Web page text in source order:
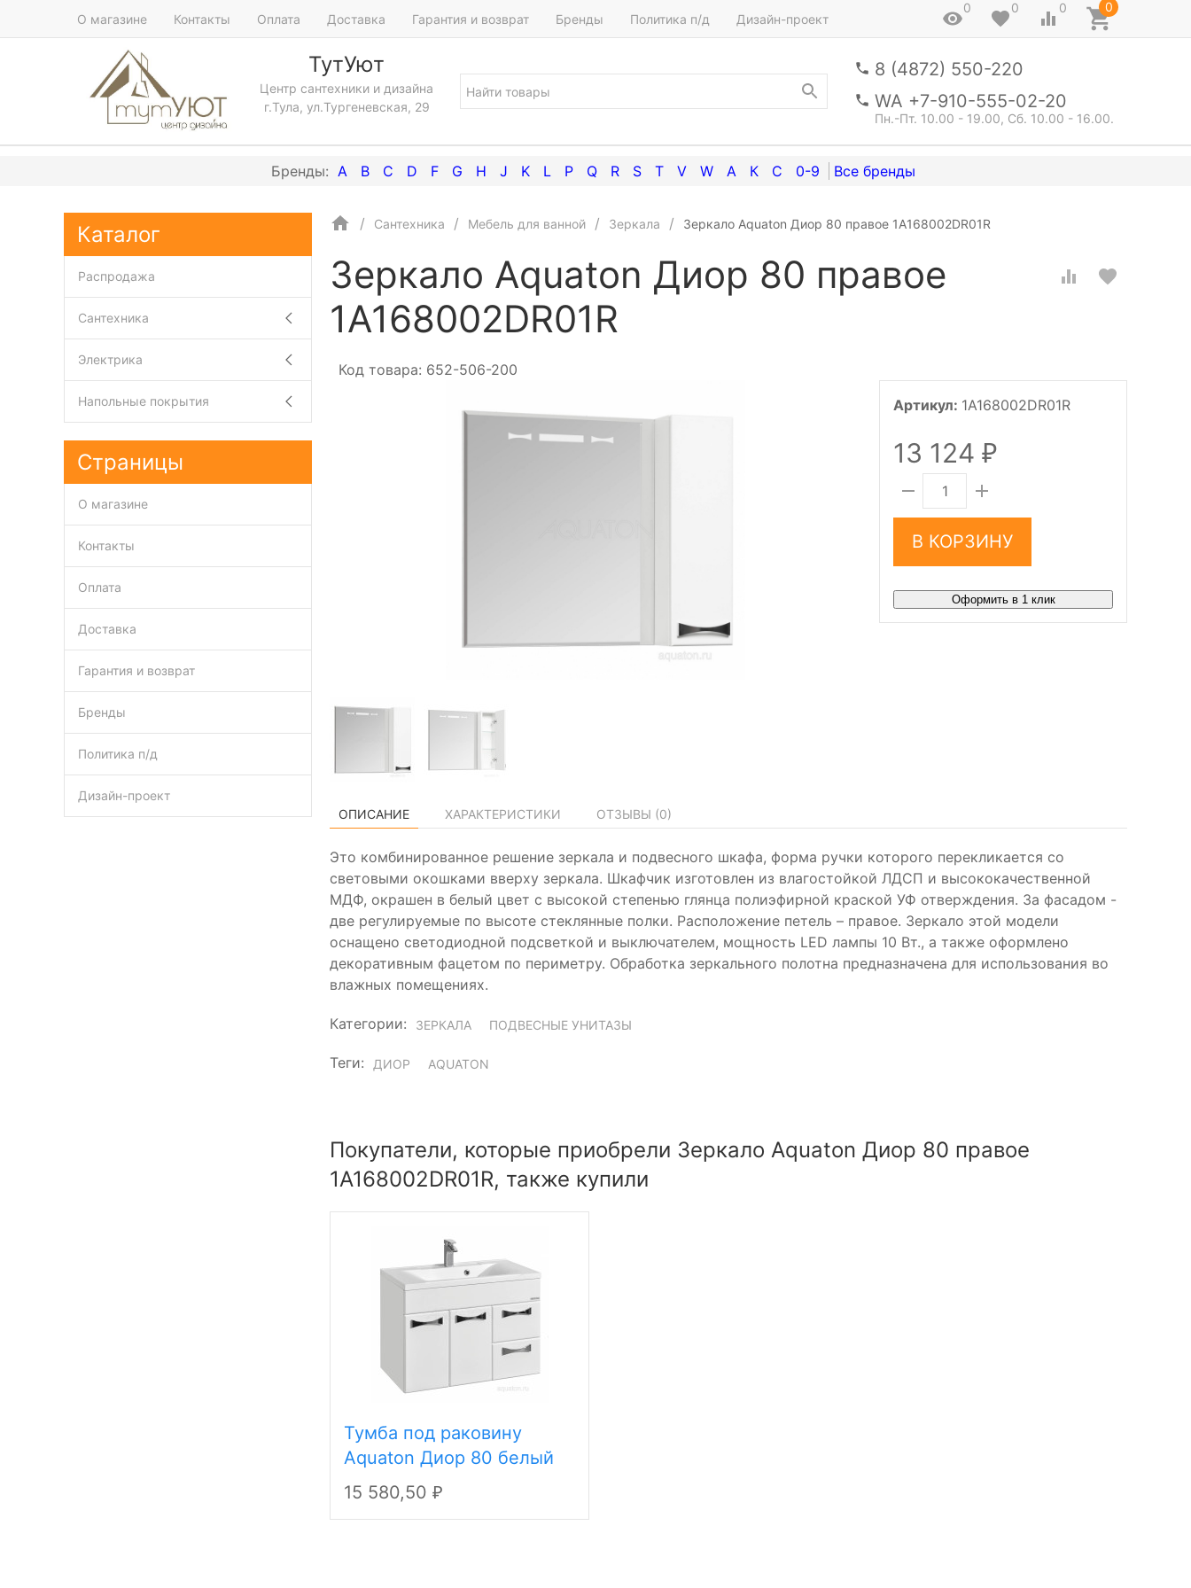
О магазине Контакты Оплата Доставка Гарантия и возврат Бренды Политика п/д Дизайн-проект
0 0 0 0
ТутУют
Центр сантехники и дизайна
г.Тула, ул.Тургеневская, 29
8 (4872) 550-220
WA +7-910-555-02-20
Пн.-Пт. 10.00 - 19.00, Сб. 10.00 - 16.00.
A B C D F G H J K L P Q R S T V W А К С 0-9
Сантехника Мебель для ванной Зеркала Зеркало Aquaton Диор 80 правое 1A168002DR01R
Зеркало Aquaton Диор 80 правое
1A168002DR01R
Код товара: 652-506-200
Артикул: 1A168002DR01R
13 124 ₽
В КОРЗИНУ
Оформить в 1 клик
ОПИСАНИЕ ХАРАКТЕРИСТИКИ ОТЗЫВЫ (0)
Это комбинированное решение зеркала и подвесного шкафа, форма ручки которого перекликается со
световыми окошками вверху зеркала. Шкафчик изготовлен из влагостойкой ЛДСП и высококачественной
МДФ, окрашен в белый цвет с высокой степенью глянца полиэфирной краской УФ отверждения. За фасадом -
две регулируемые по высоте стеклянные полки. Расположение петель – правое. Зеркало этой модели
оснащено светодиодной подсветкой и выключателем, мощность LED лампы 10 Вт., а также оформлено
декоративным фацетом по периметру. Обработка зеркального полотна предназначена для использования во
влажных помещениях.
Категории: ЗЕРКАЛА ПОДВЕСНЫЕ УНИТАЗЫ
Теги: ДИОР AQUATON
Покупатели, которые приобрели Зеркало Aquaton Диор 80 правое
1A168002DR01R, также купили
Тумба под раковину
Aquaton Диор 80 белый
1A167801DR010
15 580,50 ₽
Каталог
Распродажа
Сантехника
Электрика
Напольные покрытия
Страницы
О магазине
Контакты
Оплата
Доставка
Гарантия и возврат
Бренды
Политика п/д
Дизайн-проект